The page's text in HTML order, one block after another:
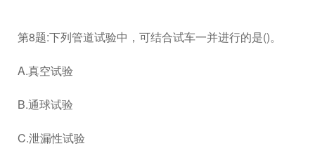
第8题:下列管道试验中，可结合试车一并进行的是()。
A.真空试验
B.通球试验
C.泄漏性试验